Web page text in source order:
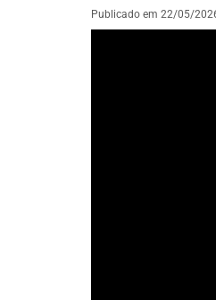
Publicado em 22/05/